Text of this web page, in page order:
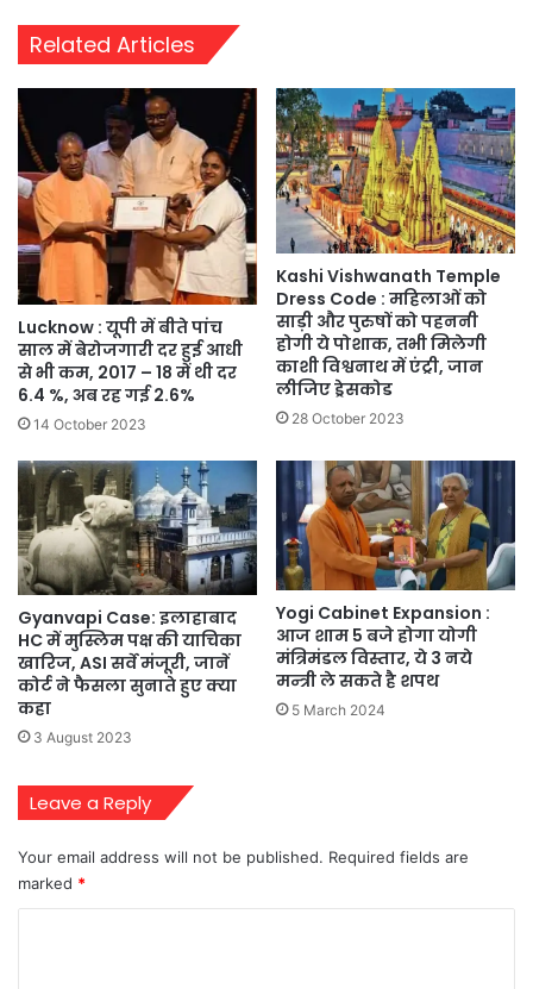
Related Articles
Lucknow : यूपी में बीते पांच
साल में बेरोजगारी दर हुई आधी
से भी कम, 2017 – 18 में थी दर
6.4 %, अब रह गई 2.6%
14 October 2023
Kashi Vishwanath Temple
Dress Code : महिलाओं को
साड़ी और पुरुषों को पहननी
होगी ये पोशाक, तभी मिलेगी
काशी विश्वनाथ में एंट्री, जान
लीजिए ड्रेसकोड
28 October 2023
Gyanvapi Case: इलाहाबाद
HC में मुस्लिम पक्ष की याचिका
खारिज, ASI सर्वे मंजूरी, जानें
कोर्ट ने फैसला सुनाते हुए क्या
कहा
3 August 2023
Yogi Cabinet Expansion :
आज शाम 5 बजे होगा योगी
मंत्रिमंडल विस्तार, ये 3 नये
मन्त्री ले सकते है शपथ
5 March 2024
Leave a Reply
Your email address will not be published. Required fields are
marked *